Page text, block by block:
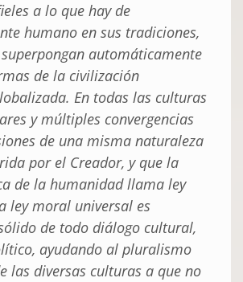
a lo que hay de
humano en sus tradiciones,
automáticamente
de la civilización
En todas las culturas
y múltiples convergencias
de una misma naturaleza
por el Creador, y que la
de la humanidad llama ley
ley moral universal es
de todo diálogo cultural,
ayudando al pluralismo
las diversas culturas a que no